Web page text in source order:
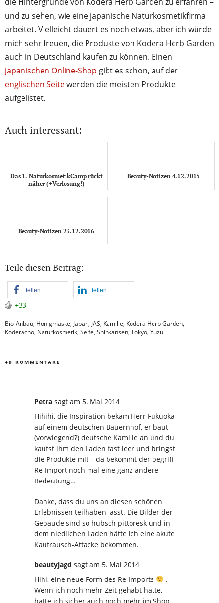
und zu sehen, wie eine japanische Naturkosmetikfirma
arbeitet. Vielleicht dauert es noch etwas, aber ich würde
mich sehr freuen, die Produkte von Kodera Herb Garden
auch in Deutschland kaufen zu können. Einen
japanischen Online-Shop gibt es schon, auf der
englischen Seitewerden die meisten Produkte
aufgelistet.
Auch interessant:
Das 1. NaturkosmetikCamp rückt
näher (+Verlosung!)
Beauty-Notizen 4.12.2015
Beauty-Notizen 23.12.2016
Teile diesen Beitrag:
teilen teilen
+33
Bio-Anbau, Honigmaske, Japan, JAS, Kamille, Kodera Herb Garden,
Koderacho, Naturkosmetik, Seife, Shinkansen, Tokyo, Yuzu
49 KOMMENTARE
Petra sagt am 5. Mai 2014
Hihihi, die Inspiration bekam Herr Fukuoka
auf einem deutschen Bauernhof, er baut
(vorwiegend?) deutsche Kamille an und du
kaufst ihm den Laden fast leer und bringst
die Produkte mit – da bekommt der begriff
Re-Import noch mal eine ganz andere
Bedeutung…
Danke, dass du uns an diesen schönen
Erlebnissen teilhaben lässt. Die Bilder der
Gebäude sind so hübsch pittoresk und in
dem niedlichen Laden hätte ich eine akute
Kaufrausch-Attacke bekommen.
beautyjagd sagt am 5. Mai 2014
Hihi, eine neue Form des Re-Imports
.
Wenn ich noch mehr Zeit gehabt hätte,
hätte ich sicher auch noch mehr im Shop